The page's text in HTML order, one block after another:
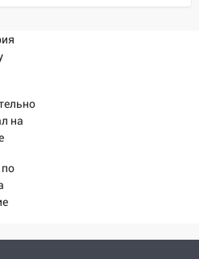
остановку на улице
сами
ливнёвки, не
ломать город:
рухнул
на